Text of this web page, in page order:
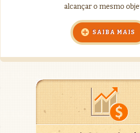
alcançar o mesmo
SAIBA MAIS